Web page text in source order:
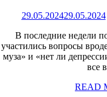
29.05.202429.05.2024
В последние недели
участились вопросы
муза» и «нет ли
все
READ